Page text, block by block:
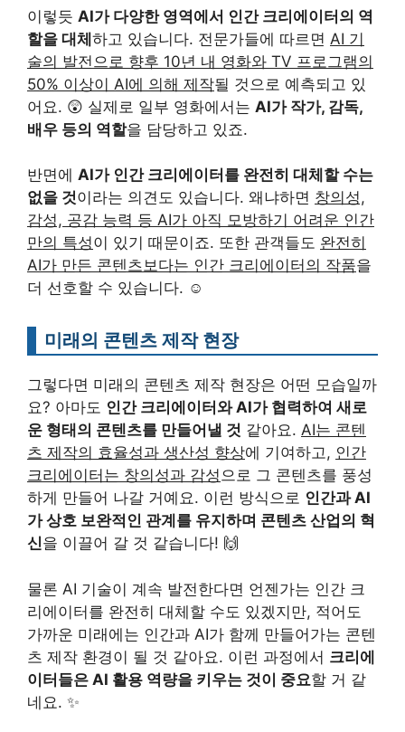
이렇듯 AI가 다양한 영역에서 인간 크리에이터의 역
할을 대체하고 있습니다. 전문가들에 따르면 AI 기
술의 발전으로 향후 10년 내 영화와 TV 프로그램의
50% 이상이 AI에 의해 제작될 것으로 예측되고 있
어요. 😲 실제로 일부 영화에서는 AI가 작가, 감독,
배우 등의 역할을 담당하고 있죠.
반면에 AI가 인간 크리에이터를 완전히 대체할 수는
없을 것이라는 의견도 있습니다. 왜냐하면 창의성,
감성, 공감 능력 등 AI가 아직 모방하기 어려운 인간
만의 특성이 있기 때문이죠. 또한 관객들도 완전히
AI가 만든 콘텐츠보다는 인간 크리에이터의 작품을
더 선호할 수 있습니다. ☺️
미래의 콘텐츠 제작 현장
그렇다면 미래의 콘텐츠 제작 현장은 어떤 모습일까
요? 아마도 인간 크리에이터와 AI가 협력하여 새로
운 형태의 콘텐츠를 만들어낼 것 같아요. AI는 콘텐
츠 제작의 효율성과 생산성 향상에 기여하고, 인간
크리에이터는 창의성과 감성으로 그 콘텐츠를 풍성
하게 만들어 나갈 거예요. 이런 방식으로 인간과 AI
가 상호 보완적인 관계를 유지하며 콘텐츠 산업의 혁
신을 이끌어 갈 것 같습니다! 🙌
물론 AI 기술이 계속 발전한다면 언젠가는 인간 크
리에이터를 완전히 대체할 수도 있겠지만, 적어도
가까운 미래에는 인간과 AI가 함께 만들어가는 콘텐
츠 제작 환경이 될 것 같아요. 이런 과정에서 크리에
이터들은 AI 활용 역량을 키우는 것이 중요할 거 같
네요. ✨